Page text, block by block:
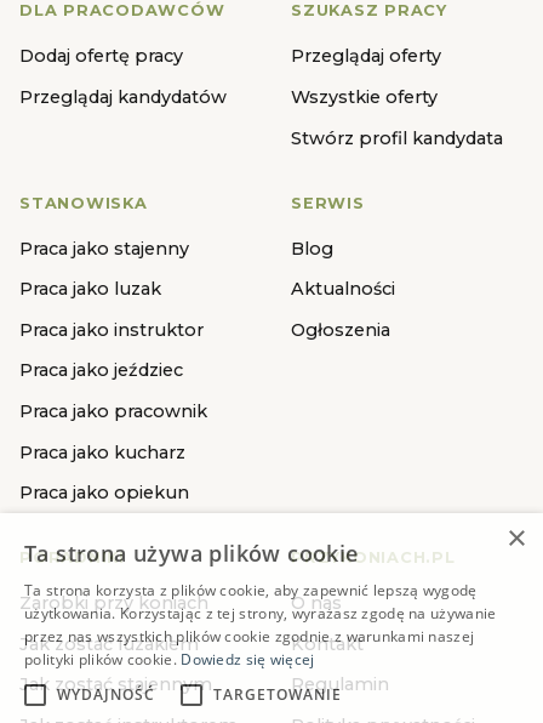
DLA PRACODAWCÓW
Dodaj ofertę pracy
Przeglądaj kandydatów
SZUKASZ PRACY
Przeglądaj oferty
Wszystkie oferty
Stwórz profil kandydata
STANOWISKA
Praca jako stajenny
Praca jako luzak
Praca jako instruktor
Praca jako jeździec
Praca jako pracownik
Praca jako kucharz
Praca jako opiekun
SERWIS
Blog
Aktualności
Ogłoszenia
PORADNIKI
Zarobki przy koniach
Jak zostać luzakiem
Jak zostać stajennym
PRZYKONIACH.PL
O nas
Kontakt
Regulamin
×
Ta strona używa plików cookie
Ta strona korzysta z plików cookie, aby zapewnić lepszą wygodę
użytkowania. Korzystając z tej strony, wyrażasz zgodę na używanie
przez nas wszystkich plików cookie zgodnie z warunkami naszej
polityki plików cookie. Dowiedz się więcej
WYDAJNOŚĆ
TARGETOWANIE